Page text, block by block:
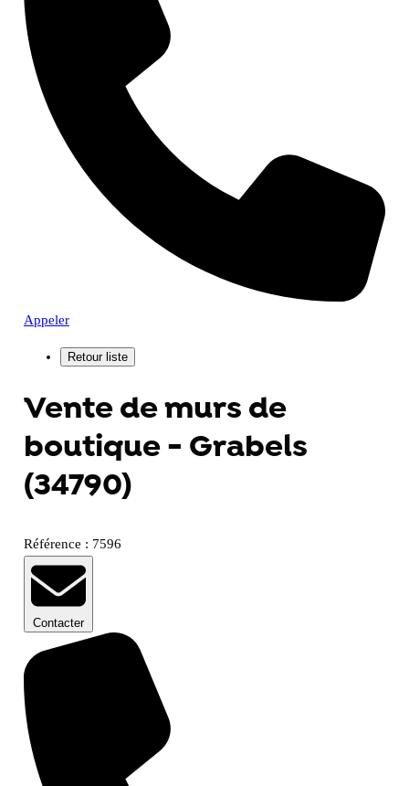
Appeler
Vente de murs de
boutique - Grabels
(34790)
Référence : 7596
Contacter